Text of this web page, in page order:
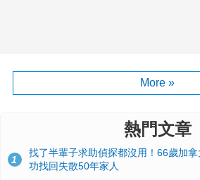
More »
熱門文章
1
找了半輩子求助偵探都沒用！66歲加
功找回失散50年家人